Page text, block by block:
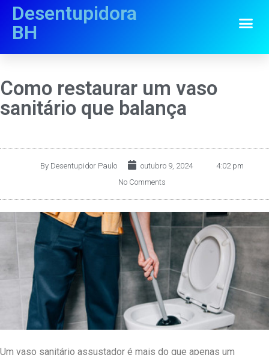
Desentupidora
BH
Como restaurar um vaso
sanitário que balança
ByDesentupidor Paulo outubro 9, 2024
4:02 pm
No Comments
Um vaso sanitário assustador é mais do que apenas um